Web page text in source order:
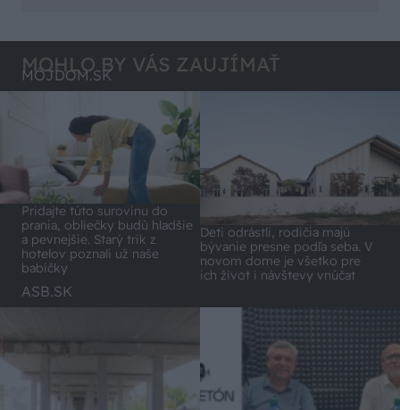
MOHLO BY VÁS ZAUJÍMAŤ
MÔJDOM.SK
Pridajte túto surovinu do
prania, obliečky budú hladšie
a pevnejšie. Starý trik z
hotelov poznali už naše
babičky
Deti odrástli, rodičia majú
bývanie presne podľa seba. V
novom dome je všetko pre
ich život i návštevy vnúčat
ASB.SK